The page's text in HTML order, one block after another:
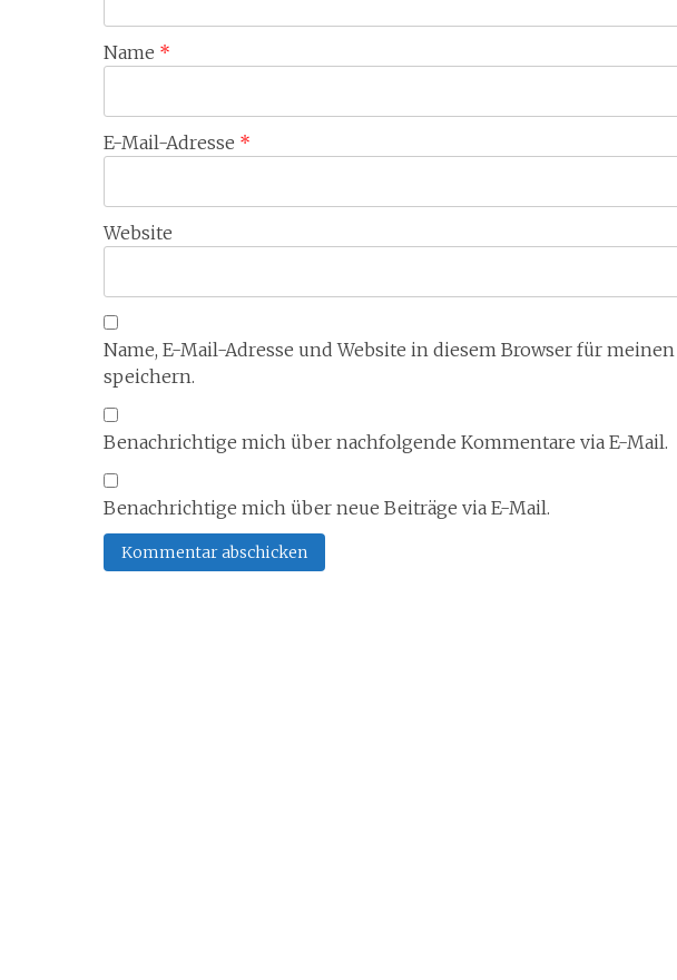
Name *
E-Mail-Adresse *
Website
Name, E-Mail-Adresse und Website in diesem Browser für
speichern.
Benachrichtige mich über nachfolgende Kommentare via E-Mail.
Benachrichtige mich über neue Beiträge via E-Mail.